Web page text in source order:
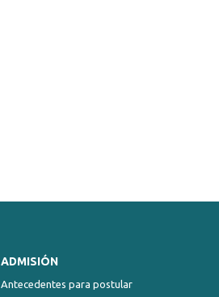
ADMISIÓN
Antecedentes para postular